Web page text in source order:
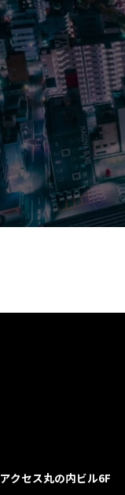
アクセス丸の内ビル6F